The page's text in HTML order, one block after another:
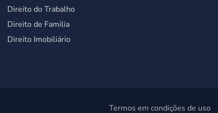
Direito do Trabalho
Direito de Familia
Direito Imobiliário
Termos em condições de uso